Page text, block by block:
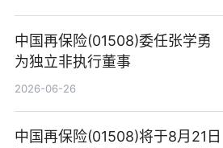
中国再保险(01508)委任张学勇
为独立非执行董事
2026-06-26
中国再保险(01508)将于8月21日